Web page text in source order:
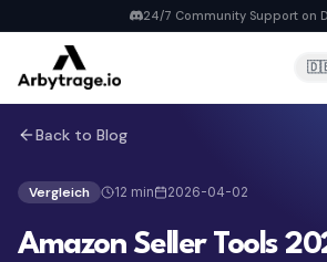
24/7 Community Support on
Home
PRODUCTS
6 strategies, real-time repricing
Back to Blog
Vergleich 12 min 2026-04-02
Amazon Seller Tools